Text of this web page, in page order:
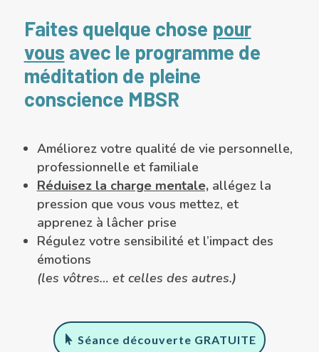
Faites quelque chose pour
vous avec le programme de
méditation de pleine
conscience MBSR
Améliorez votre qualité de vie personnelle,
professionnelle et familiale
Réduisez la charge mentale,allégez la
pression que vous vous mettez, et
apprenez à lâcher prise
Régulez votre sensibilité et l’impact des
émotions
(les vôtres… et celles des autres.)
Séance découverte GRATUITE